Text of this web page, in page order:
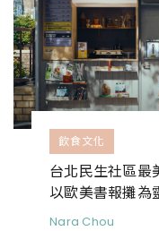
飲食文化
台北民生社區最
以歐美書報攤為
Nara Chou